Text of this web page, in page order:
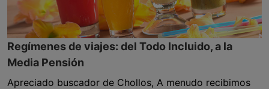
Regímenes de viajes: del Todo Incluido, a la
Media Pensión
Apreciado buscador de Chollos, A menudo recibimos